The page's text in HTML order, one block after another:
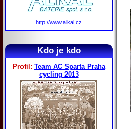
http://www.alkal.cz
Kdo je kdo
Profil: Team AC Sparta Praha
cycling 2013